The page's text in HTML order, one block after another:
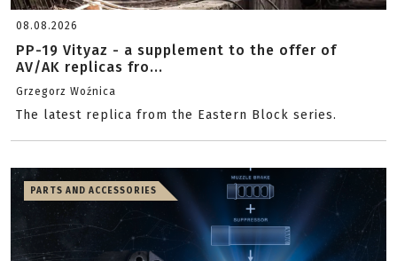
08.08.2026
PP-19 Vityaz - a supplement to the offer of
AV/AK replicas fro...
Grzegorz Woźnica
The latest replica from the Eastern Block series.
PARTS AND ACCESSORIES